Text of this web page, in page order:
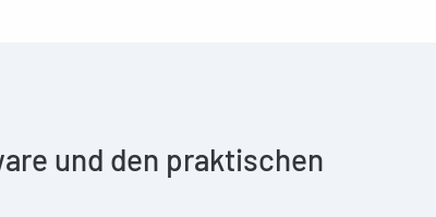
und den praktischen